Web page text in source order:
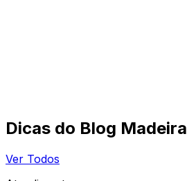
Dicas do Blog Madeira
Ver Todos